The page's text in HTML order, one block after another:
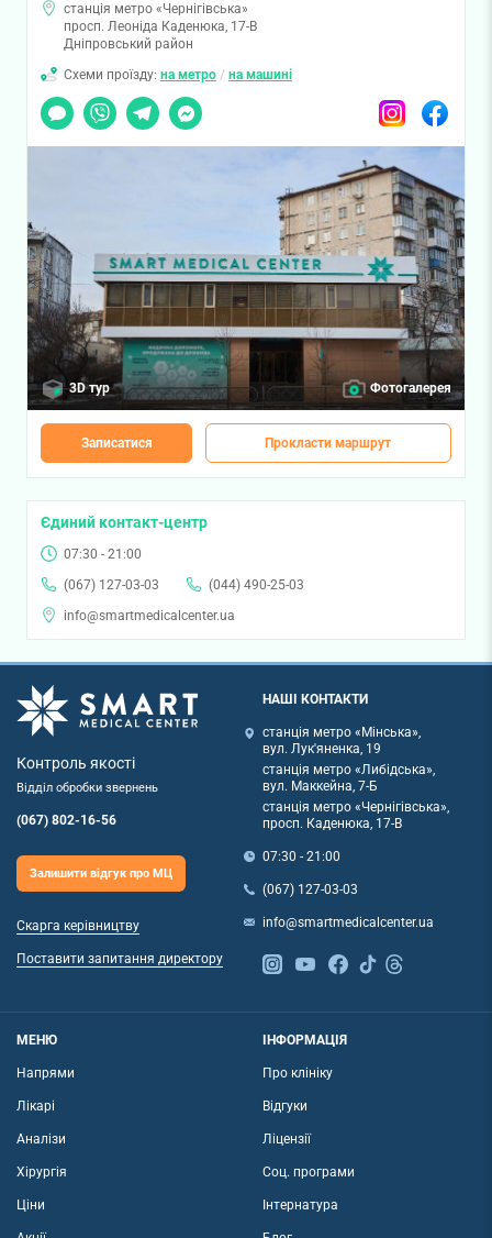
станція метро «Чернігівська»
просп. Леоніда Каденюка, 17-В
Дніпровський район
Схеми проїзду: на метро / на машині
Чат
Viber TelegramMessenger InstagramFacebook
3D тур Фотогалерея
Записатися Прокласти маршрут
Єдиний контакт-центр
07:30 - 21:00
(067) 127-03-03
(044) 490-25-03
info@smartmedicalcenter.ua
Контроль якості
Відділ обробки звернень
(067) 802-16-56
Залишити відгук про МЦ
Скарга керівництву
Поставити запитання директору
НАШІ КОНТАКТИ
станція метро «Мінська»,
вул. Лук'яненка, 19
станція метро «Либідська»,
вул. Маккейна, 7-Б
станція метро «Чернігівська»,
просп. Каденюка, 17-В
07:30 - 21:00
(067) 127-03-03
info@smartmedicalcenter.ua
МЕНЮ
Напрями
Лікарі
Аналізи
Хірургія
Ціни
ІНФОРМАЦІЯ
Про клініку
Відгуки
Ліцензії
Соц. програми
Інтернатура